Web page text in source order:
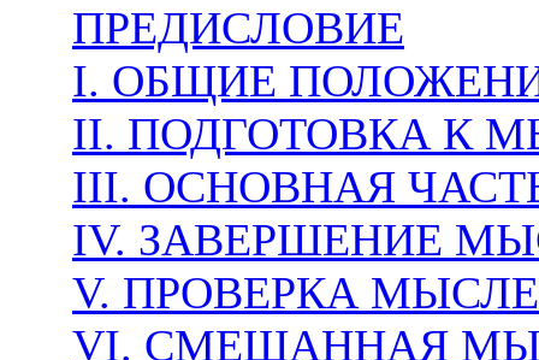
ПРЕДИСЛОВИЕ
I. ОБЩИЕ
II. ПОДГОТОВКА К
III. ОСНОВНАЯ
IV. ЗАВЕРШЕНИЕ
V. ПРОВЕРКА
VI. СМЕШАННАЯ